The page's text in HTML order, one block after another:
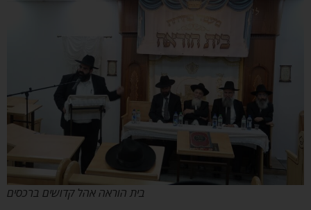
בית הוראה אהל קדושים ברכסים